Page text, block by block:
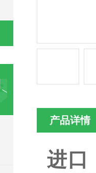
产品详情
进口